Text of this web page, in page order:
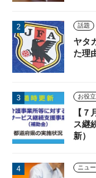
話題
ヤタ
た理
【
ス継
新）
ニュ